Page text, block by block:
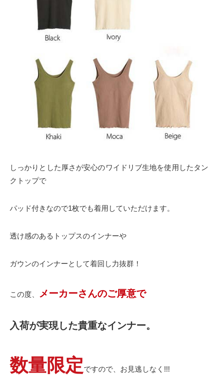
しっかりとした厚さが安心のワイドリブ生地を使用したタン
クトップで
パッド付きなので1枚でも着用していただけます。
透け感のあるトップスのインナーや
ガウンのインナーとして着回し力抜群！
この度、 メーカーさんのご厚意で
入荷が実現した貴重なインナー。
数量限定ですので、お見逃しなく!!!